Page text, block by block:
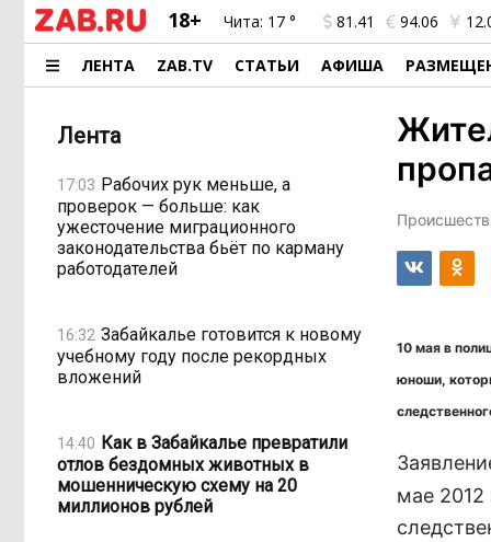
18+ Чита: 17 ° 81.41 94.06
ЛЕНТА ZAB.TV СТАТЬИ АФИША
Лента
17:03 Рабочих рук меньше, а
проверок — больше: как
ужесточение миграционного
законодательства бьёт по карману
работодателей
16:32 Забайкалье готовится к новому
учебному году после рекордных
вложений
14:40 Как в Забайкалье превратили
отлов бездомных животных в
мошенническую схему на 20
миллионов рублей
10 мая в
юноши,
мае